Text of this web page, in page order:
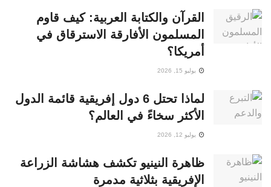
القرآن والكتابة العربية: كيف قاوم
المسلمون الأفارقة الاسترقاق في
أمريكا؟
يوليو 15, 2026
لماذا تحتل 6 دول إفريقية قائمة الدول
الأكثر سخاءً في العالم؟
يوليو 12, 2026
ظاهرة النينيو تكشف هشاشة الزراعة
الإفريقية بثلاثية مدمرة